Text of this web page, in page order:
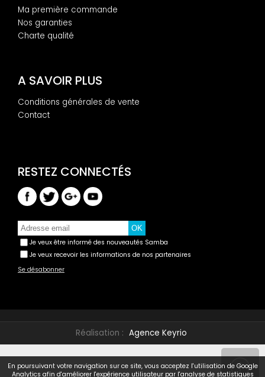
Ma première commande
Nos garanties
Charte qualité
A SAVOIR PLUS
Conditions générales de vente
Contact
Je veux être informé des nouveautés Samba
Je veux recevoir les informations de nos partenaires
Se désabonner
Réalisation : Agence Keyrio
En poursuivant votre navigation sur ce site, vous acceptez l'utilisation de Google
Analytics afin d'améliorer l'expérience utilisateur par l'analyse de statistiques